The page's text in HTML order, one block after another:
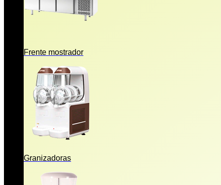
Frente mostrador
Granizadoras